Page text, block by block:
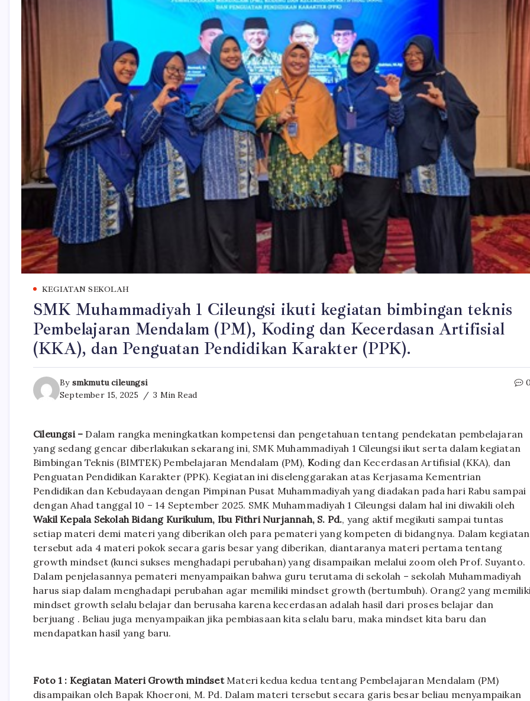
KEGIATAN SEKOLAH
SMK Muhammadiyah 1 Cileungsi ikuti kegiatan bimbingan teknis
Pembelajaran Mendalam (PM), Koding dan Kecerdasan Artifisial
(KKA), dan Penguatan Pendidikan Karakter (PPK).
By smkmutu cileungsi
September 15, 2025
3 Min Read
Cileungsi – Dalam rangka meningkatkan kompetensi dan pengetahuan tentang pendekatan pembelajaran
yang sedang gencar diberlakukan sekarang ini, SMK Muhammadiyah 1 Cileungsi ikut serta dalam kegiatan
Bimbingan Teknis (BIMTEK) Pembelajaran Mendalam (PM), Koding dan Kecerdasan Artifisial (KKA), dan
Penguatan Pendidikan Karakter (PPK). Kegiatan ini diselenggarakan atas Kerjasama Kementrian
Pendidikan dan Kebudayaan dengan Pimpinan Pusat Muhammadiyah yang diadakan pada hari Rabu sampai
dengan Ahad tanggal 10 – 14 September 2025. SMK Muhammadiyah 1 Cileungsi dalam hal ini diwakili oleh
Wakil Kepala Sekolah Bidang Kurikulum, Ibu Fithri Nurjannah, S. Pd., yang aktif megikuti sampai tuntas
setiap materi demi materi yang diberikan oleh para pemateri yang kompeten di bidangnya. Dalam kegiatan
tersebut ada 4 materi pokok secara garis besar yang diberikan, diantaranya materi pertama tentang
growth mindset (kunci sukses menghadapi perubahan) yang disampaikan melalui zoom oleh Prof. Suyanto.
Dalam penjelasannya pemateri menyampaikan bahwa guru terutama di sekolah – sekolah Muhammadiyah
harus siap dalam menghadapi perubahan agar memiliki mindset growth (bertumbuh). Orang2 yang
mindset growth selalu belajar dan berusaha karena kecerdasan adalah hasil dari proses belajar dan
berjuang . Beliau juga menyampaikan jika pembiasaan kita selalu baru, maka mindset kita baru dan
mendapatkan hasil yang baru.
Foto 1 : Kegiatan Materi Growth mindsetMateri kedua kedua tentang Pembelajaran Mendalam (PM)
disampaikan oleh Bapak Khoeroni, M. Pd. Dalam materi tersebut secara garis besar beliau menyampaikan